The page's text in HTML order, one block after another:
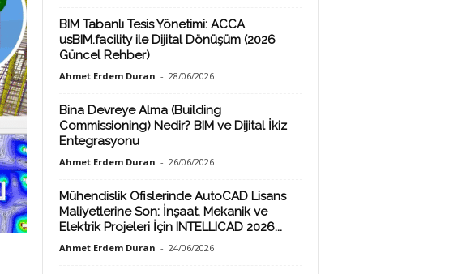
BIM Tabanlı Tesis Yönetimi: ACCA
usBIM.facility ile Dijital Dönüşüm (2026
Güncel Rehber)
Ahmet Erdem Duran - 28/06/2026
Bina Devreye Alma (Building
Commissioning) Nedir? BIM ve Dijital İkiz
Entegrasyonu
Ahmet Erdem Duran - 26/06/2026
Mühendislik Ofislerinde AutoCAD Lisans
Maliyetlerine Son: İnşaat, Mekanik ve
Elektrik Projeleri İçin INTELLICAD 2026...
Ahmet Erdem Duran - 24/06/2026